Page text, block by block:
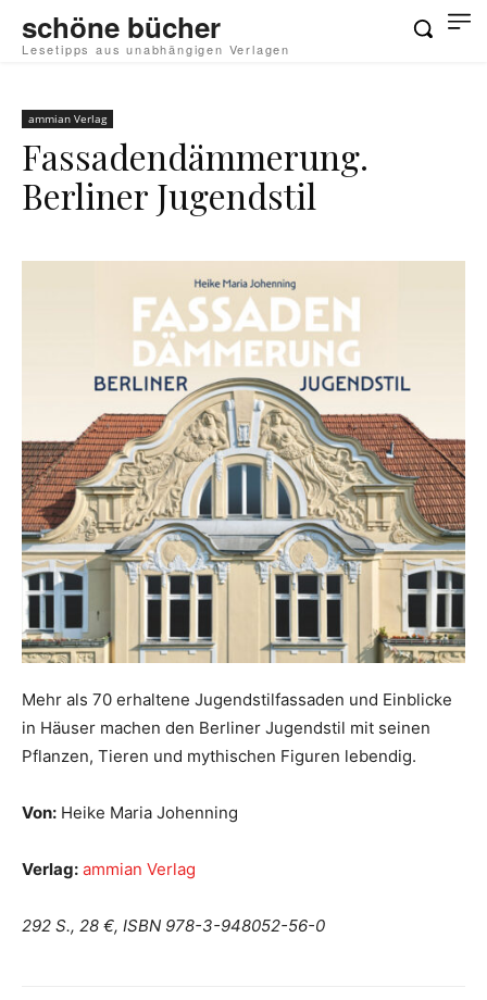
schöne bücher
Lesetipps aus unabhängigen Verlagen
ammian Verlag
Fassadendämmerung.
Berliner Jugendstil
Mehr als 70 erhaltene Jugendstilfassaden und Einblicke
in Häuser machen den Berliner Jugendstil mit seinen
Pflanzen, Tieren und mythischen Figuren lebendig.
Von: Heike Maria Johenning
Verlag: ammian Verlag
292 S., 28 €, ISBN 978-3-948052-56-0